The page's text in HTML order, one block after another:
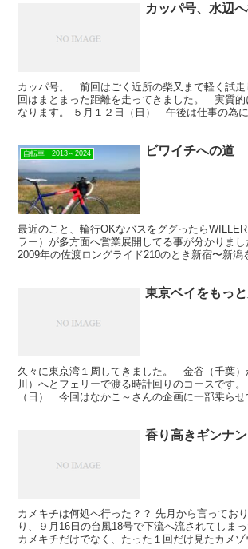
カッパ号、水辺へ
カッパ号。 前回はごく近所の柴又まで軽く試走
回はまとまった距離を走ってきました。 実質的
なります。 ５月１２日（日） 午後は仕事の為
自転車 2013～2024 ビワイチへの道
最近のこと、輪行OKなバスをググったら
ラー）が多方面へ営業展開してる事が分かりま
2009年の佐渡ロングライド210のとき新宿〜新潟
東京ベイをもっと
久々に東京湾１周してきました。 金谷（千葉）
川）へとフェリーで渡る時計回りのコースです。
（日） 今回はなかこ～さんの企画に一部乗ら
香り高きギンナ
カメキチは何処へ行った？？ 先月から言ってお
り、９月16日の台風18号で下流へ流されてしま
カメキチだけでなく、たった１回だけ見たカメ